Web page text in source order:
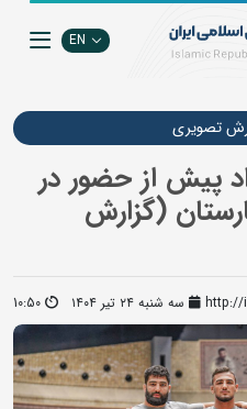
EN
تصويري
پیش از حضور در
(گزارش
http:// سه شنبه ۲۴ تیر ۱۴۰۴ 10:50